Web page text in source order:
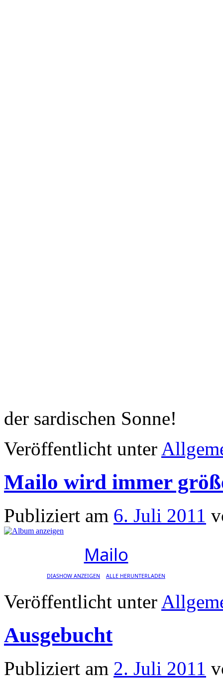
der sardischen Sonne!
Veröffentlicht unter
Mailo wird immer
Publiziert am 6. Juli 2011
Mailo
DIASHOW ANZEIGEN ALLE HERUNTERLADEN
Veröffentlicht unter
Ausgebucht
Publiziert am 2. Juli 2011